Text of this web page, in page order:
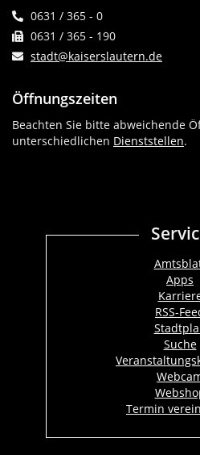
0631 / 365 - 0
0631 / 365 - 190
stadt@kaiserslautern.de
Öffnungszeiten
Beachten Sie bitte abweichende
unterschiedlichen Dienststellen.
Apps
RSS-
Suche
Termin